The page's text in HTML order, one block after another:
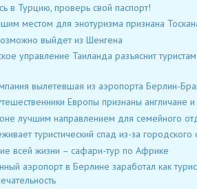
в Турцию, проверь свой паспорт!
местом для энотуризма признана
выйдет из Шенгена
управление Таиланда разъяснит
вылетевшая из аэропорта Берлин-
Европы признаны англичане
лучшим направлением для семейного
туристический спад из-за городского
всей жизни – сафари-тур по Африке
аэропорт в Берлине заработал как